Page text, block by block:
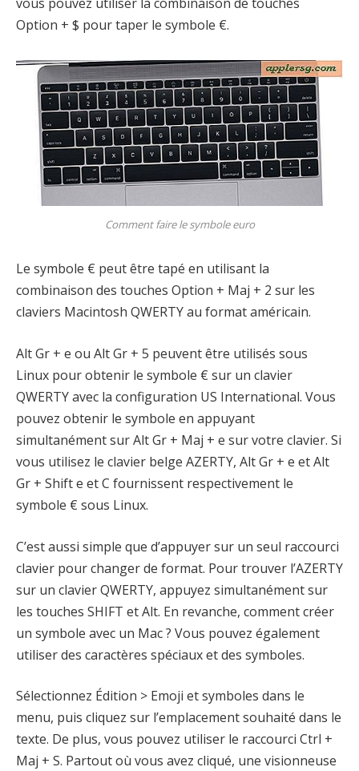
Option + $ pour taper le symbole €.
Comment faire le symbole euro
Le symbole € peut être tapé en utilisant la
combinaison des touches Option + Maj + 2 sur les
claviers Macintosh QWERTY au format américain.
Alt Gr + e ou Alt Gr + 5 peuvent être utilisés sous
Linux pour obtenir le symbole € sur un clavier
QWERTY avec la configuration US International. Vous
pouvez obtenir le symbole en appuyant
simultanément sur Alt Gr + Maj + e sur votre clavier. Si
vous utilisez le clavier belge AZERTY, Alt Gr + e et Alt
Gr + Shift e et C fournissent respectivement le
symbole € sous Linux.
C’est aussi simple que d’appuyer sur un seul raccourci
clavier pour changer de format. Pour trouver l’AZERTY
sur un clavier QWERTY, appuyez simultanément sur
les touches SHIFT et Alt. En revanche, comment créer
un symbole avec un Mac ? Vous pouvez également
utiliser des caractères spéciaux et des symboles.
Sélectionnez Édition > Emoji et symboles dans le
menu, puis cliquez sur l’emplacement souhaité dans le
texte. De plus, vous pouvez utiliser le raccourci Ctrl +
Maj + S. Partout où vous avez cliqué, une visionneuse